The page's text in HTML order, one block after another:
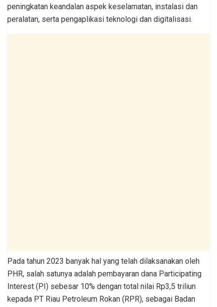
peningkatan keandalan aspek keselamatan, instalasi dan
peralatan, serta pengaplikasi teknologi dan digitalisasi.
Pada tahun 2023 banyak hal yang telah dilaksanakan oleh
PHR, salah satunya adalah pembayaran dana Participating
Interest (PI) sebesar 10% dengan total nilai Rp3,5 triliun
kepada PT Riau Petroleum Rokan (RPR), sebagai Badan